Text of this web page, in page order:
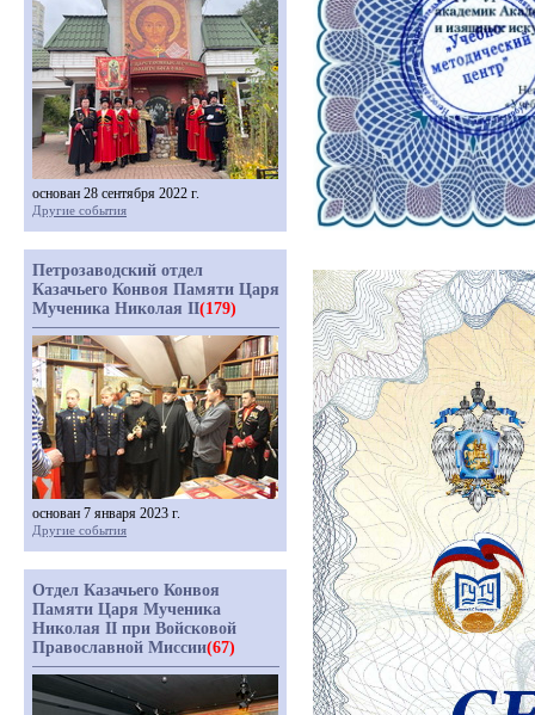
основан 28 сентября 2022 г.
Другие события
Петрозаводский отдел
Казачьего Конвоя Памяти Царя
Мученика Николая II(179)
основан 7 января 2023 г.
Другие события
Отдел Казачьего Конвоя
Памяти Царя Мученика
Николая II при Войсковой
Православной Миссии(67)